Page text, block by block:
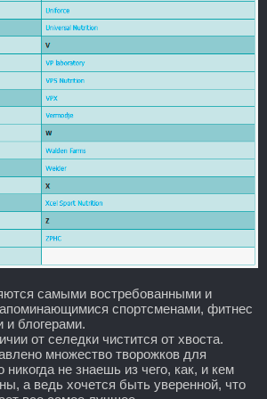
самыми востребованными и
спортсменами, фитнес
и блогерами.
от селедки чистится от хвоста.
множество творожков для
никогда не знаешь из чего, как, и кем
а ведь хочется быть уверенной, что